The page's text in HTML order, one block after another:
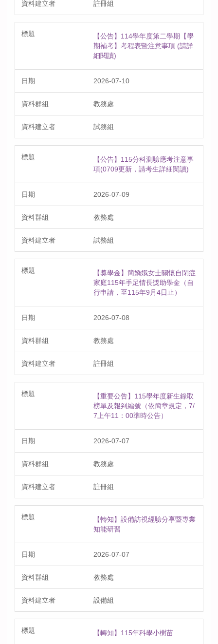
註冊組
【公告】114學年度第二學期【學
期補考】考程表暨注意事項 (請詳
細閱讀)
2026-07-10
教務處
試務組
【公告】115分科測驗應考注意事
項(0709更新，請考生詳細閱讀)
2026-07-09
教務處
試務組
【獎學金】簡嬌娥女士關懷自閉症
家庭115年手足情長獎助學金（自
行申請，至115年9月4日止）
2026-07-08
教務處
註冊組
【重要公告】115學年度新生錄取
榜單及報到編號（依簡章規定，7/
7上午11：00準時公告）
2026-07-07
教務處
註冊組
【轉知】設備訪視經驗分享暨專業
知能研習
2026-07-07
教務處
設備組
【轉知】115年科學小樹苗